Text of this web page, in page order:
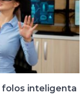
folos inteligenta